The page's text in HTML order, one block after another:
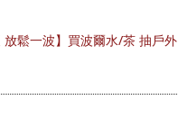
鬆一波】買波爾水/茶 抽戶外